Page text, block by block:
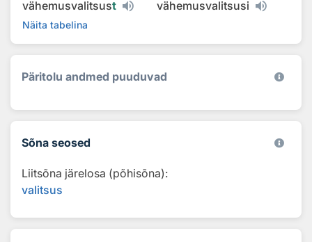
vähemusvalitsust vähemusvalitsusi
Näita tabelina
Päritolu andmed puuduvad
Sõna seosed
Liitsõna järelosa (põhisõna):
valitsus